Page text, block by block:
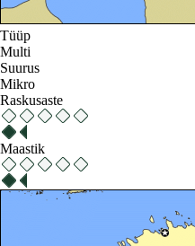
Tüüp
Multi
Suurus
Mikro
Raskusaste
Maastik